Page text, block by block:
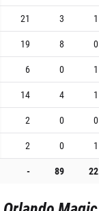
21 3 1
19 8 0
6 0 1
14 4 1
2 0 0
2 0 1
- 89 22